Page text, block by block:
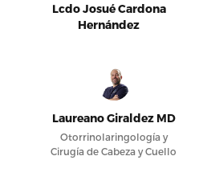
Lcdo Josué Cardona
Hernández
Laureano Giraldez MD
Otorrinolaringología y
Cirugía de Cabeza y Cuello